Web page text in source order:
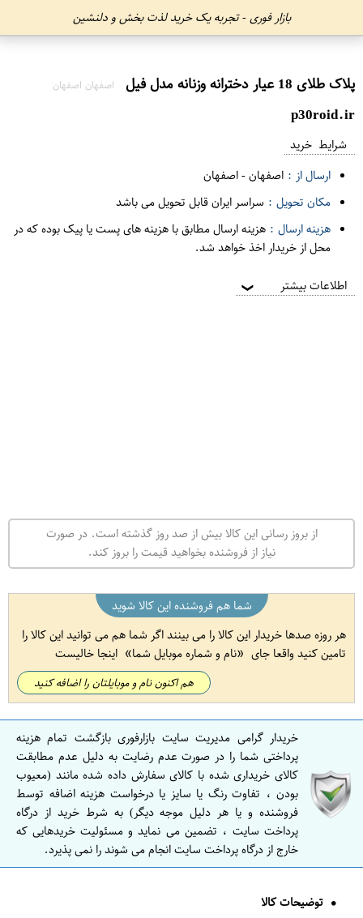
بازار فوری - تجربه یک خرید لذت بخش و دلنشین
پلاک طلای 18 عیار دخترانه وزنانه مدل فیل اصفهان اصفهان
p30roid.ir
شرایط خرید
ارسال از : اصفهان-اصفهان
مکان تحویل : سراسر ایران قابل تحویل می باشد
هزینه ارسال : هزینه ارسال مطابق با هزینه های پست یا پیک بوده که در
محل از خریدار اخذ خواهد شد.
اطلاعات بیشتر ❯
از بروز رسانی این کالا بیش از صد روز گذشته است. در صورت
نیاز از فروشنده بخواهید قیمت را بروز کند.
شما هم فروشنده این کالا شوید
هر روزه صدها خریدار این کالا را می بینند اگر شما هم می توانید این کالا را
تامین کنید واقعا جای
نام و شماره موبایل شما اینجا خالیست
هم اکنون نام و موبایلتان را اضافه کنید
خریدار گرامی مدیریت سایت بازارفوری بازگشت تمام هزینه
پرداختی شما را در صورت عدم رضایت به دلیل عدم مطابقت
کالای خریداری شده با کالای سفارش داده شده مانند (معیوب
بودن ، تفاوت رنگ یا سایز یا درخواست هزینه اضافه توسط
فروشنده و یا هر دلیل موجه دیگر) به شرط خرید از درگاه
پرداخت سایت ، تضمین می نماید و مسئولیت خریدهایی که
خارج از درگاه پرداخت سایت انجام می شوند را نمی پذیرد.
توضیحات کالا